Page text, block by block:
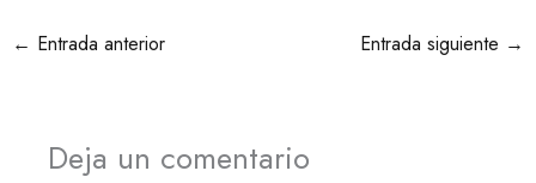
← Entrada anterior Entrada siguiente →
Deja un comentario